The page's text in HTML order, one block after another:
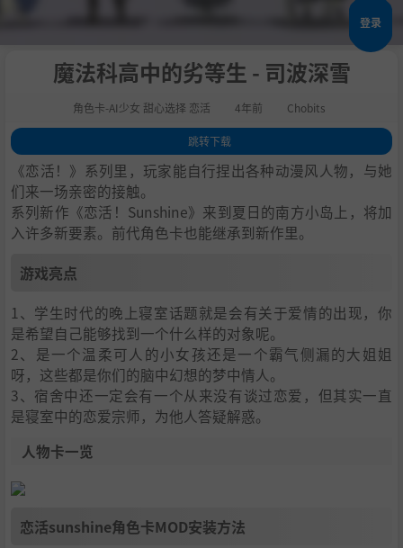
登录
魔法科高中的劣等生 - 司波深雪
角色卡-AI少女 甜心选择 恋活 4年前 Chobits
跳转下载
1.游戏亮点
2.人物卡一览
3.恋活sunshine角色卡MOD安装方法
4.下载地址
《恋活！》系列里，玩家能自行捏出各种动漫风人物，与她
们来一场亲密的接触。
系列新作《恋活！Sunshine》来到夏日的南方小岛上，将加
入许多新要素。前代角色卡也能继承到新作里。
游戏亮点
1、学生时代的晚上寝室话题就是会有关于爱情的出现，你
是希望自己能够找到一个什么样的对象呢。
2、是一个温柔可人的小女孩还是一个霸气侧漏的大姐姐
呀，这些都是你们的脑中幻想的梦中情人。
3、宿舍中还一定会有一个从来没有谈过恋爱，但其实一直
是寝室中的恋爱宗师，为他人答疑解惑。
人物卡一览
恋活sunshine角色卡MOD安装方法